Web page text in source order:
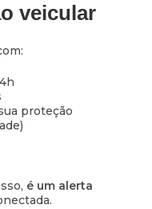
veicular
proteção
é um alerta